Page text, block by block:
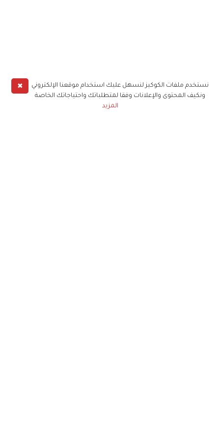
✖
نستخدم ملفات الكوكيز لنسهل عليك استخدام موقعنا الإلكتروني
ونكيف المحتوى والإعلانات وفقا لمتطلباتك واحتياجاتك الخاصة
المزيد